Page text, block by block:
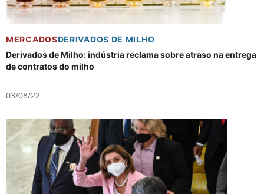
MERCADOSDERIVADOS DE MILHO
Derivados de Milho: indústria reclama sobre atraso na entrega
de contratos do milho
03/08/22